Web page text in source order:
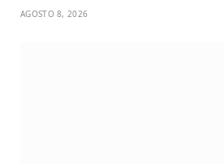
AGOSTO 8, 2026